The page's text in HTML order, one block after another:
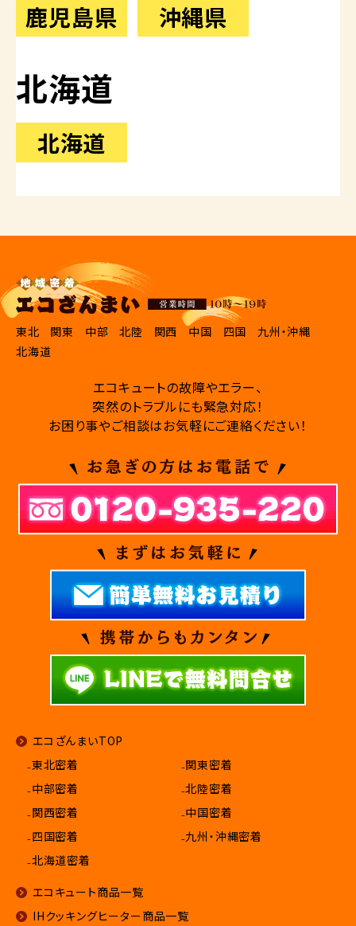
鹿児島県
沖縄県
北海道
北海道
東北 関東 中部 北陸 関西 中国 四国
九州・沖縄
北海道
エコキュートの故障やエラー、
突然のトラブルにも緊急対応！
お困り事やご相談はお気軽にご連絡ください！
エコざんまいTOP
₋東北密着
₋関東密着
₋中部密着
₋北陸密着
₋関西密着
₋中国密着
₋四国密着
₋九州・沖縄密着
₋北海道密着
エコキュート商品一覧
IHクッキングヒーター商品一覧